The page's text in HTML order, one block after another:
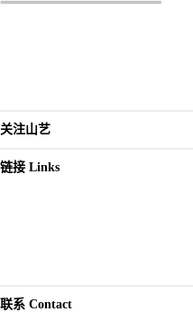
关注山艺
链接 Links
联系 Contact